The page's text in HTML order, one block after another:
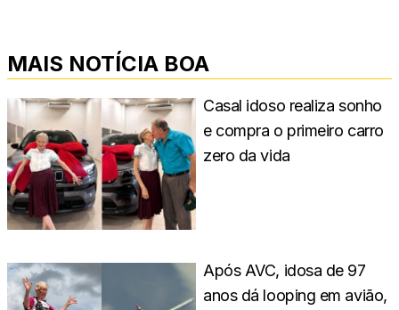
MAIS NOTÍCIA BOA
Casal idoso realiza sonho
e compra o primeiro carro
zero da vida
Após AVC, idosa de 97
anos dá looping em avião,